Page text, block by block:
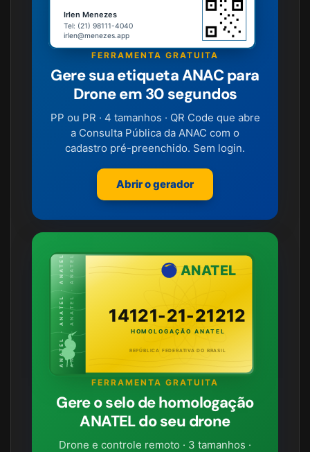
Irlen Menezes
Tel: (21) 98111-4040
irlen@menezes.app
FERRAMENTA GRATUITA
Gere sua etiqueta ANAC para
Drone em 30 segundos
PP ou PR · 4 tamanhos · QR Code que abre
a Consulta Pública da ANAC com o
cadastro pré-preenchido. Sem login.
Abrir o gerador
ANATEL · ANATEL · ANATELANATEL · ANATEL · ANATEL ANATEL
14121-21-21212
HOMOLOGAÇÃO ANATEL
REPÚBLICA FEDERATIVA DO BRASIL
FERRAMENTA GRATUITA
Gere o selo de homologação
ANATEL do seu drone
Drone e controle remoto · 3 tamanhos ·